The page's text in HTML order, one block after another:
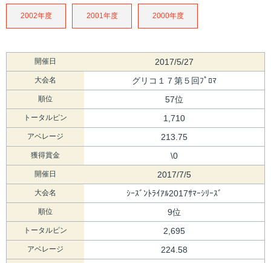
2002年度 2001年度 2000年度
開催日 2017/5/27
大会名 グリコ１７第５回ﾌﾟﾛﾏ
順位 57位
トータルピン 1,710
アベレージ 213.75
獲得賞金 \0
開催日 2017/7/5
大会名 ｼｰｽﾞﾝﾄﾗｲｱﾙ2017ｻﾏｰｼﾘｰｽﾞ
順位 9位
トータルピン 2,695
アベレージ 224.58